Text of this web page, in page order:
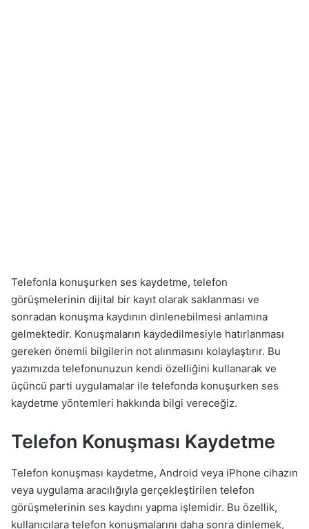
Telefonla konuşurken ses kaydetme, telefon
görüşmelerinin dijital bir kayıt olarak saklanması ve
sonradan konuşma kaydının dinlenebilmesi anlamına
gelmektedir. Konuşmaların kaydedilmesiyle hatırlanması
gereken önemli bilgilerin not alınmasını kolaylaştırır. Bu
yazımızda telefonunuzun kendi özelliğini kullanarak ve
üçüncü parti uygulamalar ile telefonda konuşurken ses
kaydetme yöntemleri hakkında bilgi vereceğiz.
Telefon Konuşması Kaydetme
Telefon konuşması kaydetme, Android veya iPhone cihazın
veya uygulama aracılığıyla gerçekleştirilen telefon
görüşmelerinin ses kaydını yapma işlemidir. Bu özellik,
kullanıcılara telefon konuşmalarını daha sonra dinlemek,